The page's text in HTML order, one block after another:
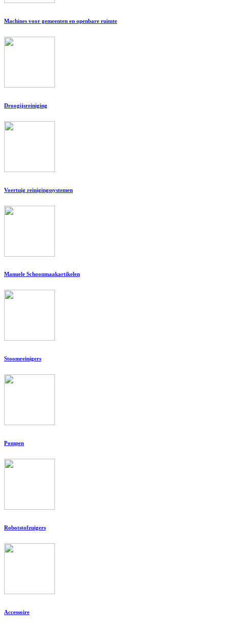
Machines voor gemeenten en openbare ruimte
Droogijsreiniging
Voertuig reinigingssystemen
Manuele Schoonmaakartikelen
Stoomreinigers
Pompen
Robotstofzuigers
Accessoire